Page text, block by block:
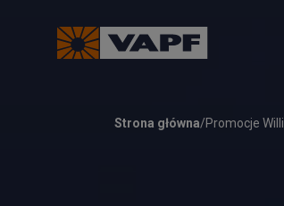
Strona główna/Promocje Willi